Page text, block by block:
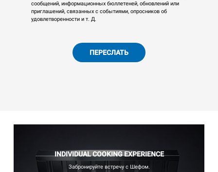
сообщений, информационных бюллетеней, обновлений или
приглашений, связанных с событиями, опросников об
удовлетворенности и т. Д.
ПЕРЕСЛАТЬ
INDIVIDUAL COOKING EXPERIENCE
Забронируйте встречу с Шефом.